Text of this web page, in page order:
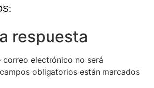
respuesta
correo electrónico no será
obligatorios están marcados